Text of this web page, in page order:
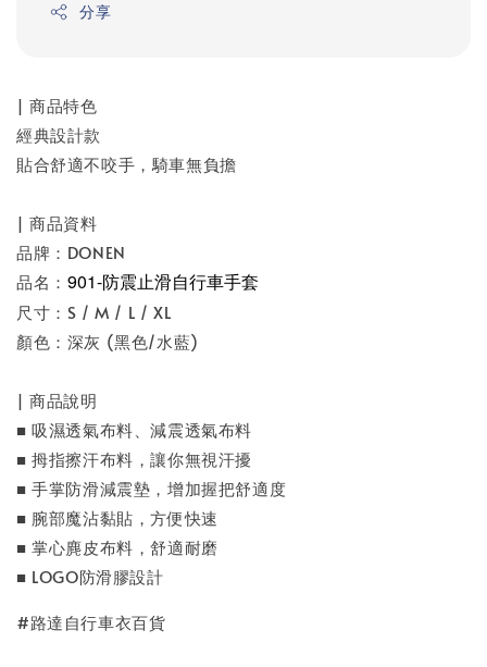
分享
| 商品特色
經典設計款
貼合舒適不咬手，騎車無負擔
| 商品資料
品牌：DONEN
品名： 901-防震止滑自行車手套
尺寸：S / M / L / XL
顏色：深灰 (黑色/水藍)
| 商品說明
■ 吸濕透氣布料、減震透氣布料
■ 拇指擦汗布料，讓你無視汗擾
■ 手掌防滑減震墊，增加握把舒適度
■ 腕部魔沾黏貼，方便快速
■ 掌心麂皮布料，舒適耐磨
■ LOGO防滑膠設計
#路達自行車衣百貨